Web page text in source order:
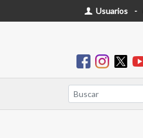
Usuarios -